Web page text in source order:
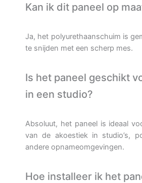
Kan ik dit paneel op
Ja, het polyurethaanschuim is
te snijden met een scherp mes.
Is het paneel geschikt
in een studio?
Absoluut, het paneel is ideaal
van de akoestiek in studio’s,
andere opnameomgevingen.
Hoe installeer ik het